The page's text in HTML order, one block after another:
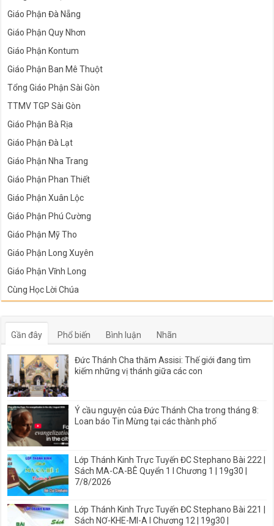
Giáo Phận Đà Nẵng
Giáo Phận Quy Nhơn
Giáo Phận Kontum
Giáo Phận Ban Mê Thuột
Tổng Giáo Phận Sài Gòn
TTMV TGP Sài Gòn
Giáo Phận Bà Rịa
Giáo Phận Đà Lạt
Giáo Phận Nha Trang
Giáo Phận Phan Thiết
Giáo Phận Xuân Lộc
Giáo Phận Phú Cường
Giáo Phận Mỹ Tho
Giáo Phận Long Xuyên
Giáo Phận Vĩnh Long
Cùng Học Lời Chúa
Gần đây Phổ biến Bình luận Nhãn
Đức Thánh Cha thăm Assisi: Thế giới đang tìm
kiếm những vị thánh giữa các con
Ý cầu nguyện của Đức Thánh Cha trong tháng 8:
Loan báo Tin Mừng tại các thành phố
Lớp Thánh Kinh Trực Tuyến ĐC Stephano Bài 222 |
Sách MA-CA-BÊ Quyển 1 I Chương 1 | 19g30 |
7/8/2026
Lớp Thánh Kinh Trực Tuyến ĐC Stephano Bài 221 |
Sách NƠ-KHE-MI-A I Chương 12 | 19g30 |